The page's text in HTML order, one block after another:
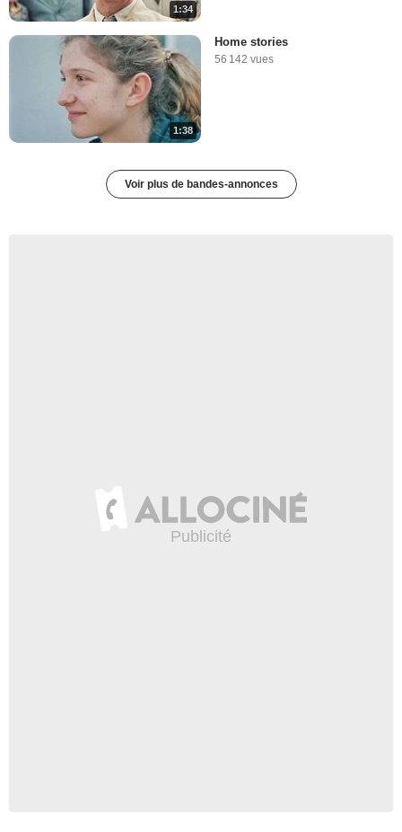
1:34
1:38
Home stories
56 142 vues
Voir plus de bandes-annonces